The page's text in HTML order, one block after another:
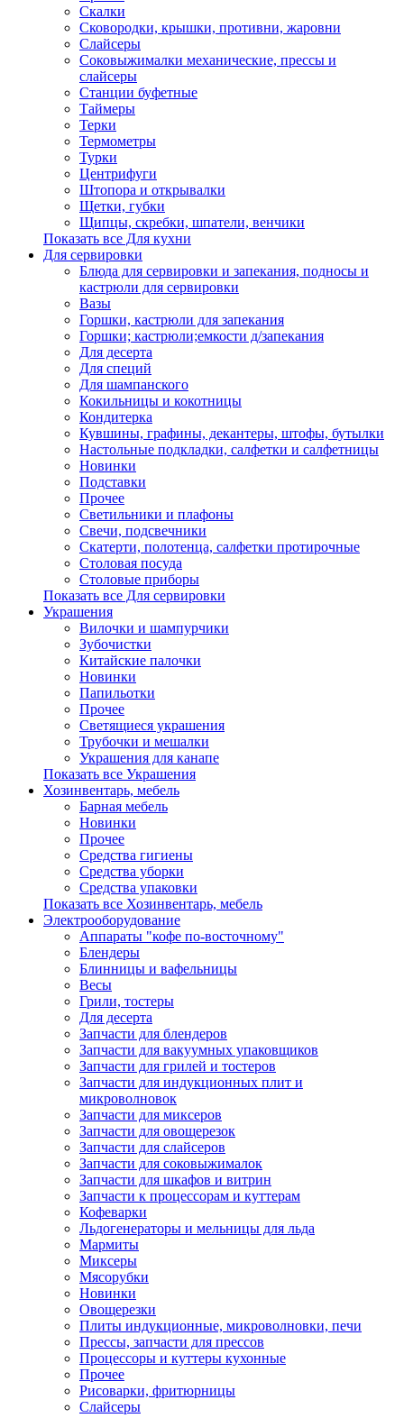
Скалки
Сковородки, крышки, противни, жаровни
Слайсеры
Соковыжималки механические, прессы и
слайсеры
Станции буфетные
Таймеры
Терки
Термометры
Турки
Центрифуги
Штопора и открывалки
Щетки, губки
Щипцы, скребки, шпатели, венчики
Показать все Для кухни
Для сервировки
Блюда для сервировки и запекания, подносы и
кастрюли для сервировки
Вазы
Горшки, кастрюли для запекания
Горшки; кастрюли;емкости д/запекания
Для десерта
Для специй
Для шампанского
Кокильницы и кокотницы
Кондитерка
Кувшины, графины, декантеры, штофы, бутылки
Настольные подкладки, салфетки и салфетницы
Новинки
Подставки
Прочее
Светильники и плафоны
Свечи, подсвечники
Скатерти, полотенца, салфетки протирочные
Столовая посуда
Столовые приборы
Показать все Для сервировки
Украшения
Вилочки и шампурчики
Зубочистки
Китайские палочки
Новинки
Папильотки
Прочее
Светящиеся украшения
Трубочки и мешалки
Украшения для канапе
Показать все Украшения
Хозинвентарь, мебель
Барная мебель
Новинки
Прочее
Средства гигиены
Средства уборки
Средства упаковки
Показать все Хозинвентарь, мебель
Электрооборудование
Аппараты "кофе по-восточному"
Блендеры
Блинницы и вафельницы
Весы
Грили, тостеры
Для десерта
Запчасти для блендеров
Запчасти для вакуумных упаковщиков
Запчасти для грилей и тостеров
Запчасти для индукционных плит и
микроволновок
Запчасти для миксеров
Запчасти для овощерезок
Запчасти для слайсеров
Запчасти для соковыжималок
Запчасти для шкафов и витрин
Запчасти к процессорам и куттерам
Кофеварки
Льдогенераторы и мельницы для льда
Мармиты
Миксеры
Мясорубки
Новинки
Овощерезки
Плиты индукционные, микроволновки, печи
Прессы, запчасти для прессов
Процессоры и куттеры кухонные
Прочее
Рисоварки, фритюрницы
Слайсеры